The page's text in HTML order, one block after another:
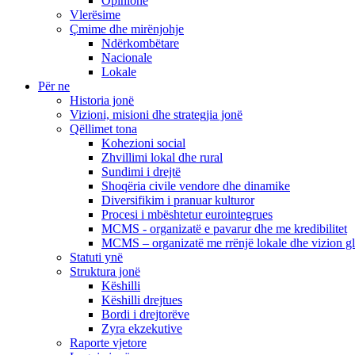
Vlerësime
Çmime dhe mirënjohje
Ndërkombëtare
Nacionale
Lokale
Për ne
Historia jonë
Vizioni, misioni dhe strategjia jonë
Qëllimet tona
Kohezioni social
Zhvillimi lokal dhe rural
Sundimi i drejtë
Shoqëria civile vendore dhe dinamike
Diversifikim i pranuar kulturor
Procesi i mbështetur eurointegrues
MCMS - organizatë e pavarur dhe me kredibilitet
MCMS – organizatë me rrënjë lokale dhe vizion
Statuti ynë
Struktura jonë
Këshilli
Këshilli drejtues
Bordi i drejtorëve
Zyra ekzekutive
Raporte vjetore